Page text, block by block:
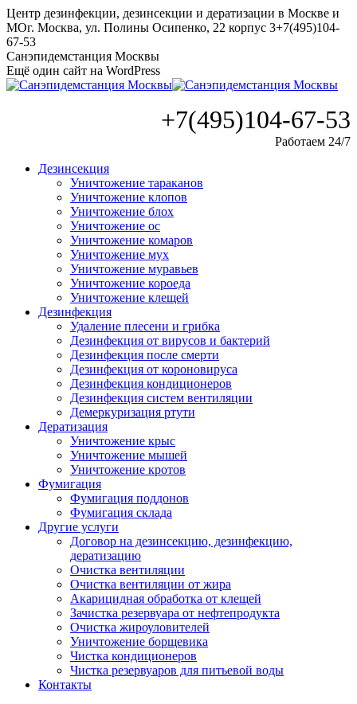
Перейти
к
содержанию
Центр дезинфекции, дезинсекции и дератизации в Москве и
МОг. Москва, ул. Полины Осипенко, 22 корпус 3+7(495)104-
67-53
Санэпидемстанция Москвы
Ещё один сайт на WordPress
+7(495)104-67-53
Работаем 24/7
Дезинсекция
Уничтожение тараканов
Уничтожение клопов
Уничтожение блох
Уничтожение ос
Уничтожение комаров
Уничтожение мух
Уничтожение муравьев
Уничтожение короеда
Уничтожение клещей
Дезинфекция
Удаление плесени и грибка
Дезинфекция от вирусов и бактерий
Дезинфекция после смерти
Дезинфекция от короновируса
Дезинфекция кондиционеров
Дезинфекция систем вентиляции
Демеркуризация ртути
Дератизация
Уничтожение крыс
Уничтожение мышей
Уничтожение кротов
Фумигация
Фумигация поддонов
Фумигация склада
Другие услуги
Договор на дезинсекцию, дезинфекцию,
дератизацию
Очистка вентиляции
Очистка вентиляции от жира
Акарицидная обработка от клещей
Зачистка резервуара от нефтепродукта
Очистка жироуловителей
Уничтожение борщевика
Чистка кондиционеров
Чистка резервуаров для питьевой воды
Контакты